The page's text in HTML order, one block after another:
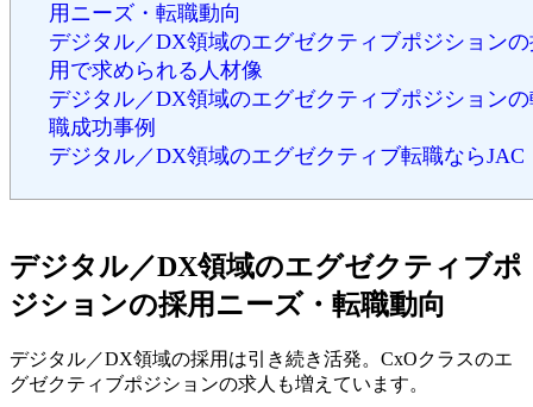
用ニーズ・転職動向
デジタル／DX領域のエグゼクティブポジション
用で求められる人材像
デジタル／DX領域のエグゼクティブポジション
職成功事例
デジタル／DX領域のエグゼクティブ転職ならJAC
デジタル／DX領域のエグゼクティブポ
ジションの採用ニーズ・転職動向
デジタル／DX領域の採用は引き続き活発。CxOクラスのエ
グゼクティブポジションの求人も増えています。